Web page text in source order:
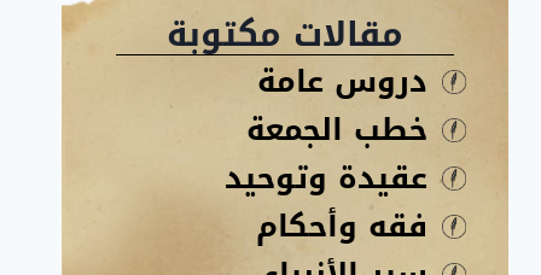
مقالات مكتوبة
دروس عامة
خطب الجمعة
عقيدة وتوحيد
فقه وأحكام